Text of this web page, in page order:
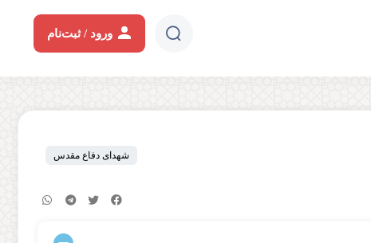
ورود / ثبت‌نام
شهدای دفاع مقدس